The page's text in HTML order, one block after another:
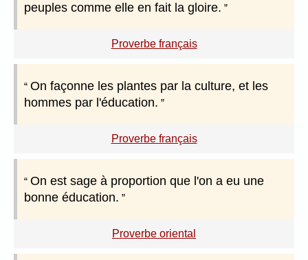
peuples comme elle en fait la gloire.
Proverbe français
On façonne les plantes par la culture, et les
hommes par l'éducation.
Proverbe français
On est sage à proportion que l'on a eu une
bonne éducation.
Proverbe oriental